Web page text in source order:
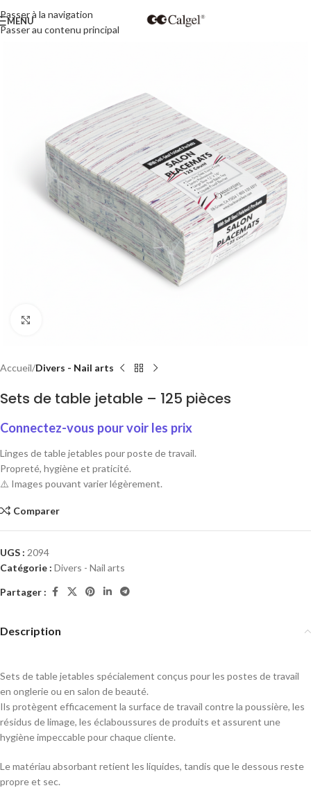
Passer à la navigation
Passer au contenu principal
MENU
Accueil Divers - Nail arts
Sets de table jetable – 125 pièces
Connectez-vous pour voir les prix
Linges de table jetables pour poste de travail.
Propreté, hygiène et praticité.
⚠️ Images pouvant varier légèrement.
Comparer
UGS : 2094
Catégorie : Divers - Nail arts
Partager :
Description
Sets de table jetables spécialement conçus pour les postes de travail
en onglerie ou en salon de beauté.
Ils protègent efficacement la surface de travail contre la poussière, les
résidus de limage, les éclaboussures de produits et assurent une
hygiène impeccable pour chaque cliente.
Le matériau absorbant retient les liquides, tandis que le dessous reste
propre et sec.